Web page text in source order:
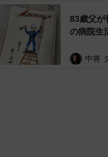
83歳父
の病院生
い！」→
中将